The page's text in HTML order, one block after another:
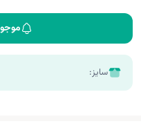
سایز: